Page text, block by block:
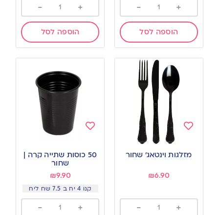
+
-
הוספה לסל
+
-
הוספה לסל
to
מזלגות וינטאג’ שחור
₪6.90
+
-
to 50 כוסות שתייה קרה |
שחור
₪9.90
קנו 4 יח ב 7.5 שח ליח
+
-